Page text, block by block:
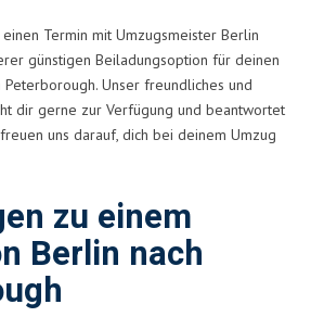
Termin mit Umzugsmeister Berlin
günstigen Beiladungsoption für deinen
Unser freundliches und
dir gerne zur Verfügung und beantwortet
uns darauf, dich bei deinem Umzug
zu einem
Berlin nach